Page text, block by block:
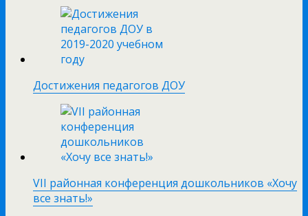
Достижения педагогов ДОУ
VII районная конференция дошкольников «Хочу
все знать!»